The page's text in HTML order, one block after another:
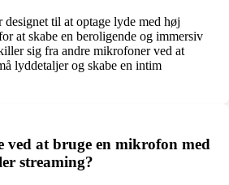
til at optage lyde med høj
at skabe en beroligende og immersiv
sig fra andre mikrofoner ved at
lyddetaljer og skabe en intim
ved at bruge en mikrofon med
streaming?